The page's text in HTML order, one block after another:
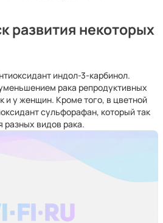
развития некоторых
индол-3-карбинол.
рака репродуктивных
и у женщин. Кроме того, в цветной
сульфорафан, который так
разных видов рака.